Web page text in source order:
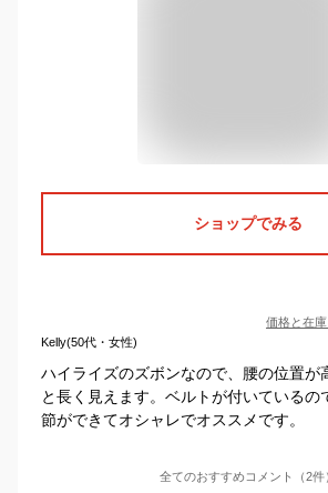
ショップでみる
価格と在庫
Kelly(50代・女性)
ハイライズのズボンなので、腰の位置が
と長く見えます。ベルトが付いているの
節ができてオシャレでオススメです。
全てのおすすめコメント（2件